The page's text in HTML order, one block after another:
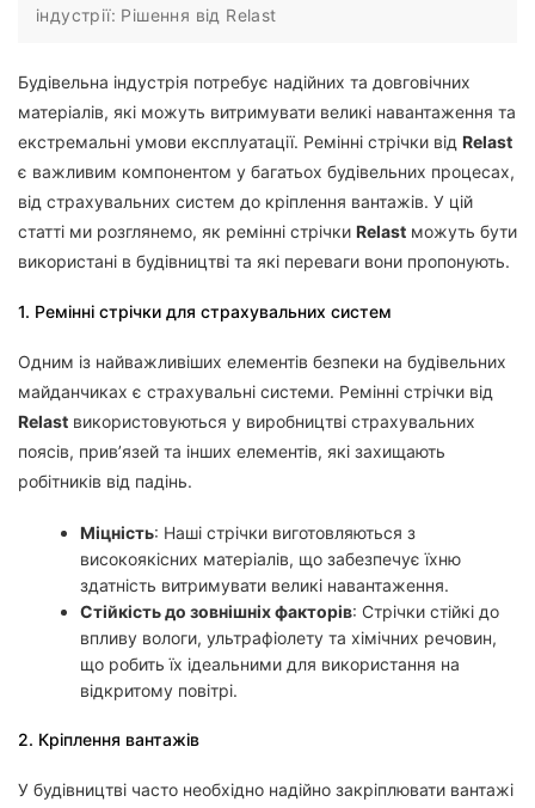
індустрії: Рішення від Relast
Будівельна індустрія потребує надійних та довговічних
матеріалів, які можуть витримувати великі навантаження та
екстремальні умови експлуатації. Ремінні стрічки від Relast
є важливим компонентом у багатьох будівельних процесах,
від страхувальних систем до кріплення вантажів. У цій
статті ми розглянемо, як ремінні стрічки Relast можуть бути
використані в будівництві та які переваги вони пропонують.
1. Ремінні стрічки для страхувальних систем
Одним із найважливіших елементів безпеки на будівельних
майданчиках є страхувальні системи. Ремінні стрічки від
Relast використовуються у виробництві страхувальних
поясів, прив’язей та інших елементів, які захищають
робітників від падінь.
Міцність: Наші стрічки виготовляються з
високоякісних матеріалів, що забезпечує їхню
здатність витримувати великі навантаження.
Стійкість до зовнішніх факторів: Стрічки стійкі до
впливу вологи, ультрафіолету та хімічних речовин,
що робить їх ідеальними для використання на
відкритому повітрі.
2. Кріплення вантажів
У будівництві часто необхідно надійно закріплювати вантажі